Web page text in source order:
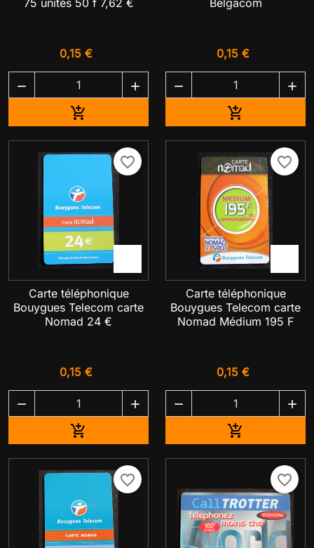
0,15 €
 

0,15 €
 

favorite_border
Carte téléphonique
Bouygues Telecom carte
Nomad 24 €
0,15 €
 

favorite_border
Carte téléphonique
Bouygues Telecom carte
Nomad Médium 195 F
0,15 €
 

favorite_border favorite_border